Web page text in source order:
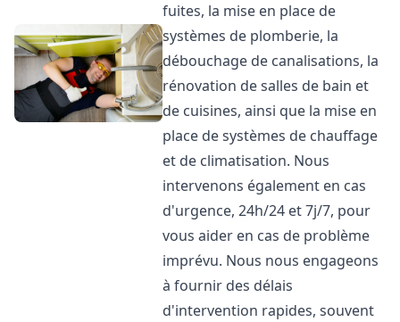
fuites, la mise en place de
systèmes de plomberie, la
débouchage de canalisations, la
rénovation de salles de bain et
de cuisines, ainsi que la mise en
place de systèmes de chauffage
et de climatisation. Nous
intervenons également en cas
d'urgence, 24h/24 et 7j/7, pour
vous aider en cas de problème
imprévu. Nous nous engageons
à fournir des délais
d'intervention rapides, souvent